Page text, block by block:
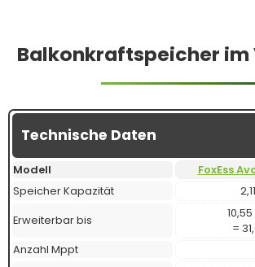
Balkonkraftspeicher im
Technische Daten
Modell FoxEss
Speicher Kapazität
Erweiterbar bis
=
Anzahl Mppt